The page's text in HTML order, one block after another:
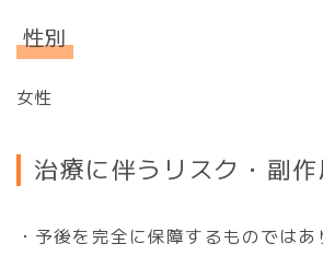
性別
女性
治療に伴うリスク・副作
・予後を完全に保障するものではあ